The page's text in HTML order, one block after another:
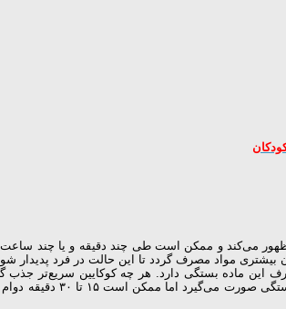
ظهور می‌کند و ممکن است طی چند دقیقه و یا چند
بیشتری مواد مصرف گردد تا این حالت در فرد پدیدار
این ماده بستگی دارد. هر چه کوکایین سریع‌تر
رسیدن به حالت